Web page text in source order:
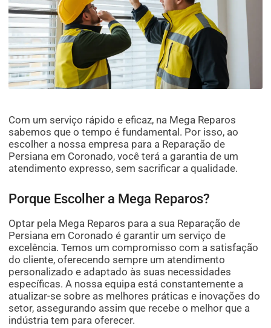
Com um serviço rápido e eficaz, na Mega Reparos
sabemos que o tempo é fundamental. Por isso, ao
escolher a nossa empresa para a Reparação de
Persiana em Coronado, você terá a garantia de um
atendimento expresso, sem sacrificar a qualidade.
Porque Escolher a Mega Reparos?
Optar pela Mega Reparos para a sua Reparação de
Persiana em Coronado é garantir um serviço de
excelência. Temos um compromisso com a satisfação
do cliente, oferecendo sempre um atendimento
personalizado e adaptado às suas necessidades
específicas. A nossa equipa está constantemente a
atualizar-se sobre as melhores práticas e inovações do
setor, assegurando assim que recebe o melhor que a
indústria tem para oferecer.